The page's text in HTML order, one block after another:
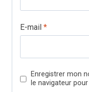
E-mail *
Enregistrer mon
le navigateur